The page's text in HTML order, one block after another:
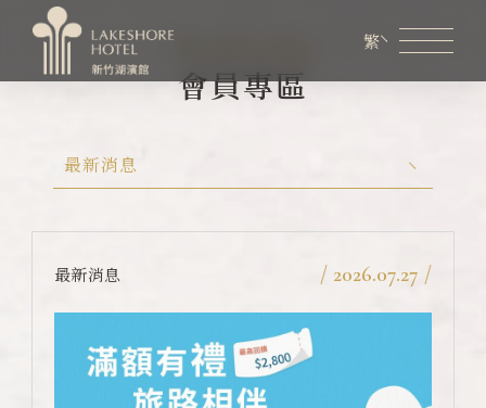
繁
會員專區
最新消息
最新消息 / 2026.07.27 /
關於煙波
婚宴會議